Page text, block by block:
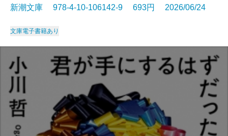
新潮文庫 978-4-10-106142-9 693円 2026/06/24
文庫電子書籍あり